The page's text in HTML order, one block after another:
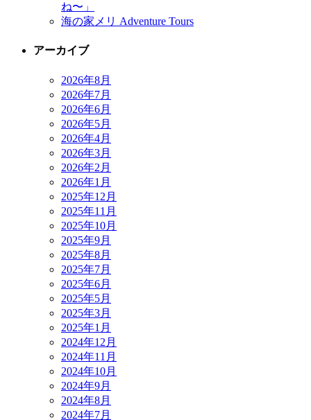
ね〜」
海の家メリ Adventure Tours
アーカイブ
2026年8月
2026年7月
2026年6月
2026年5月
2026年4月
2026年3月
2026年2月
2026年1月
2025年12月
2025年11月
2025年10月
2025年9月
2025年8月
2025年7月
2025年6月
2025年5月
2025年3月
2025年1月
2024年12月
2024年11月
2024年10月
2024年9月
2024年8月
2024年7月